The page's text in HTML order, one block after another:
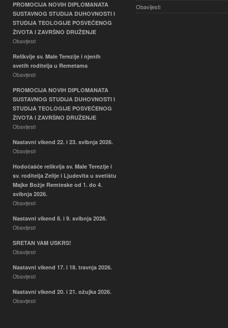
PROMOCIJA NOVIH DIPLOMANATA
SUSTAVNOG STUDIJA DUHOVNOSTI I
STUDIJA TEOLOGIJE POSVEĆENOG
ŽIVOTA I ZAVRŠNO DRUŽENJE
Obavijesti
Relikvije sv. Male Terezije i njenih
svetih roditelja u Remetama
Obavijesti
PROMOCIJA NOVIH DIPLOMANATA
SUSTAVNOG STUDIJA DUHOVNOSTI I
STUDIJA TEOLOGIJE POSVEĆENOG
ŽIVOTA I ZAVRŠNO DRUŽENJE
Obavijesti
Nastavni vikend 22. i 23. svibnja 2026.
Obavijesti
Hodočašće relikvija sv. Male Terezije i
sv. roditelja Zelije i Ljudevita u svetištu
Majke Božje Remteske od 1. do 4.
svibnja 2026.
Obavijesti
Nastavni vikend 8. i 9. svibnja 2026.
Obavijesti
SRETAN VAM USKRS!
Obavijesti
Nastavni vikend 17. i 18. travnja 2026.
Obavijesti
Nastavni vikend 20. i 21. ožujka 2026.
Obavijesti
Obavijesti